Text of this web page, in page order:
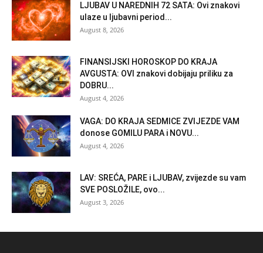
LJUBAV U NAREDNIH 72 SATA: Ovi znakovi
ulaze u ljubavni period...
August 8, 2026
FINANSIJSKI HOROSKOP DO KRAJA
AVGUSTA: OVI znakovi dobijaju priliku za
DOBRU...
August 4, 2026
VAGA: DO KRAJA SEDMICE ZVIJEZDE VAM
donose GOMILU PARA i NOVU...
August 4, 2026
LAV: SREĆA, PARE i LJUBAV, zvijezde su vam
SVE POSLOŽILE, ovo...
August 3, 2026